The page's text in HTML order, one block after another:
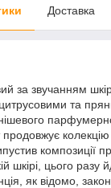
Доставка
за звучанням
та
композиції
шкірі, цього разу
як відомо,